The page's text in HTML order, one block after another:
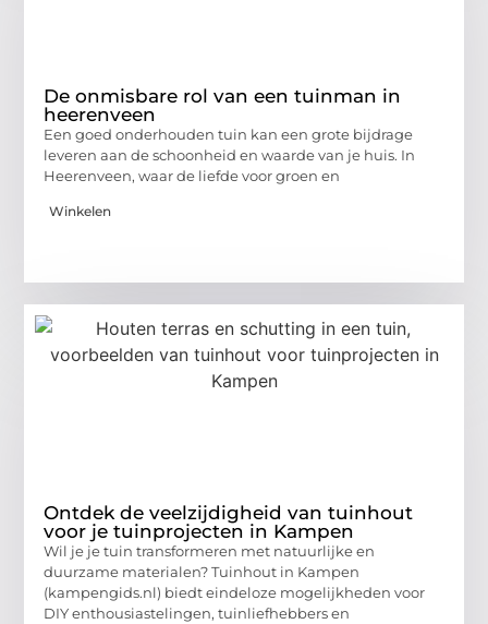
De onmisbare rol van een tuinman in
heerenveen
Een goed onderhouden tuin kan een grote bijdrage
leveren aan de schoonheid en waarde van je huis. In
Heerenveen, waar de liefde voor groen en
Winkelen
Ontdek de veelzijdigheid van tuinhout
voor je tuinprojecten in Kampen
Wil je je tuin transformeren met natuurlijke en
duurzame materialen? Tuinhout in Kampen
(kampengids.nl) biedt eindeloze mogelijkheden voor
DIY enthousiastelingen, tuinliefhebbers en